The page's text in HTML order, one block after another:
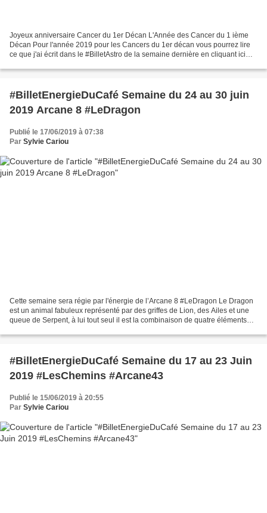
Joyeux anniversaire Cancer du 1er Décan L'Année des Cancer du 1 ième
Décan Pour l'année 2019 pour les Cancers du 1er décan vous pourrez lire
ce que j'ai écrit dans le #BilletAstro de la semaine dernière en cliquant ici
juin-2019.html...
#BilletEnergieDuCafé Semaine du 24 au 30 juin
2019 Arcane 8 #LeDragon
Publié le 17/06/2019 à 07:38
Par Sylvie Cariou
Cette semaine sera régie par l'énergie de l’Arcane 8 #LeDragon Le Dragon
est un animal fabuleux représenté par des griffes de Lion, des Ailes et une
queue de Serpent, à lui tout seul il est la combinaison de quatre éléments
#BilletEnergieDuCafé Semaine du 17 au 23 Juin
2019 #LesChemins #Arcane43
Publié le 15/06/2019 à 20:55
Par Sylvie Cariou